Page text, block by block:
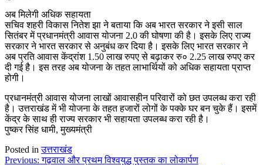
अब मिलेगी अधिक सहायता
सचिव शहरी विकास नितेश झा ने बताया कि अब भारत सरकार ने इसी साल
सितंबर में प्रधानमंत्री आवास योजना 2.0 की घोषणा की है। इसके लिए राज्य
सरकार ने भारत सरकार से अनुबंध कर दिया है। इसके लिए भारत सरकार ने
अब प्रति आवास केंद्रांश 1.50 लाख रुपए से बढ़ाकर रु० 2.25 लाख रुपए कर
दी गई है। इस तरह अब योजना के तहत लाभार्थियों को अधिक सहायता प्राप्त
होगी।
प्रधानमंत्री आवास योजना लाखों आवासहीन परिवारों को छत उपलब्ध करा रही
है। उत्तराखंड में भी योजना के तहत हजारों लोगों के पक्के घर बन चुके हैं। इसमें
केंद्र के साथ ही राज्य सरकार भी सहायता उपलब्ध करा रही है।
पुष्कर सिंह धामी, मुख्यमंत्री
Posted inउत्तराखंड
Previous: गढ़वाल और प्रथम विश्वयुद्ध पुस्तक का लोकार्पण